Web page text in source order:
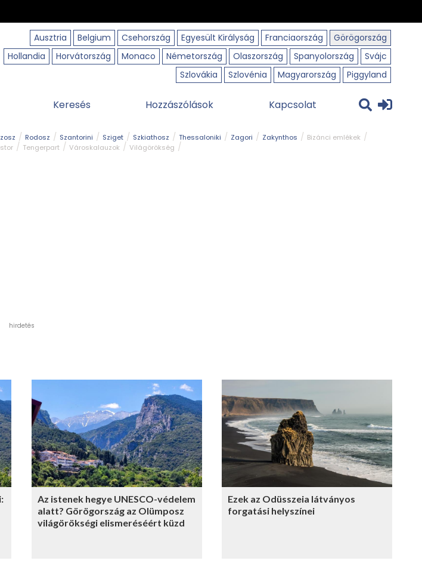
Ausztria
Belgium Csehország Egyesült Királyság Franciaország
Görögország
Hollandia
Horvátország Monaco Németország Olaszország Spanyolország
Svájc
Szlovákia
Szlovénia Magyarország Piggyland
Keresés Hozzászólások Kapcsolat
Rodosz Szantorini Sziget Szkiathosz Thessaloniki Zagori Zakynthos
Bizánci emlékek
Tengerpart Városkalauzok Világörökség
hirdetés
Az istenek hegye UNESCO-védelem
alatt? Görögország az Olümposz
világörökségi elismeréséért küzd
Ezek az Odüsszeia látványos
forgatási helyszínei